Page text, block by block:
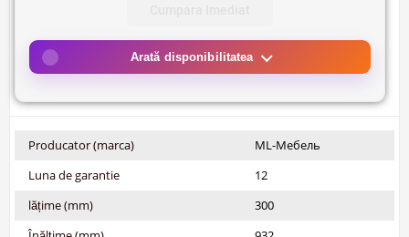
Arată disponibilitatea
Producator (marca)
ML-Мебель
Luna de garantie
12
lățime (mm)
300